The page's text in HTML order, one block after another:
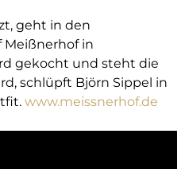
geht in den
Meißnerhof in
gekocht und steht die
schlüpft Björn Sippel in
www.meissnerhof.de